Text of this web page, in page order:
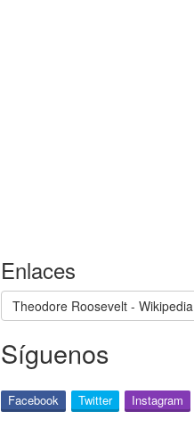
Enlaces
Theodore Roosevelt - Wikipedia
Síguenos
Facebook Twitter Instagram